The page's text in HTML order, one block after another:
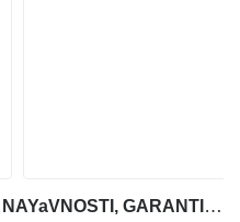
LiuGong LTC250 (25 TON, V NAYaVNOSTI, GARANTIYa, OBSLUGOVUVANNYa) DILER